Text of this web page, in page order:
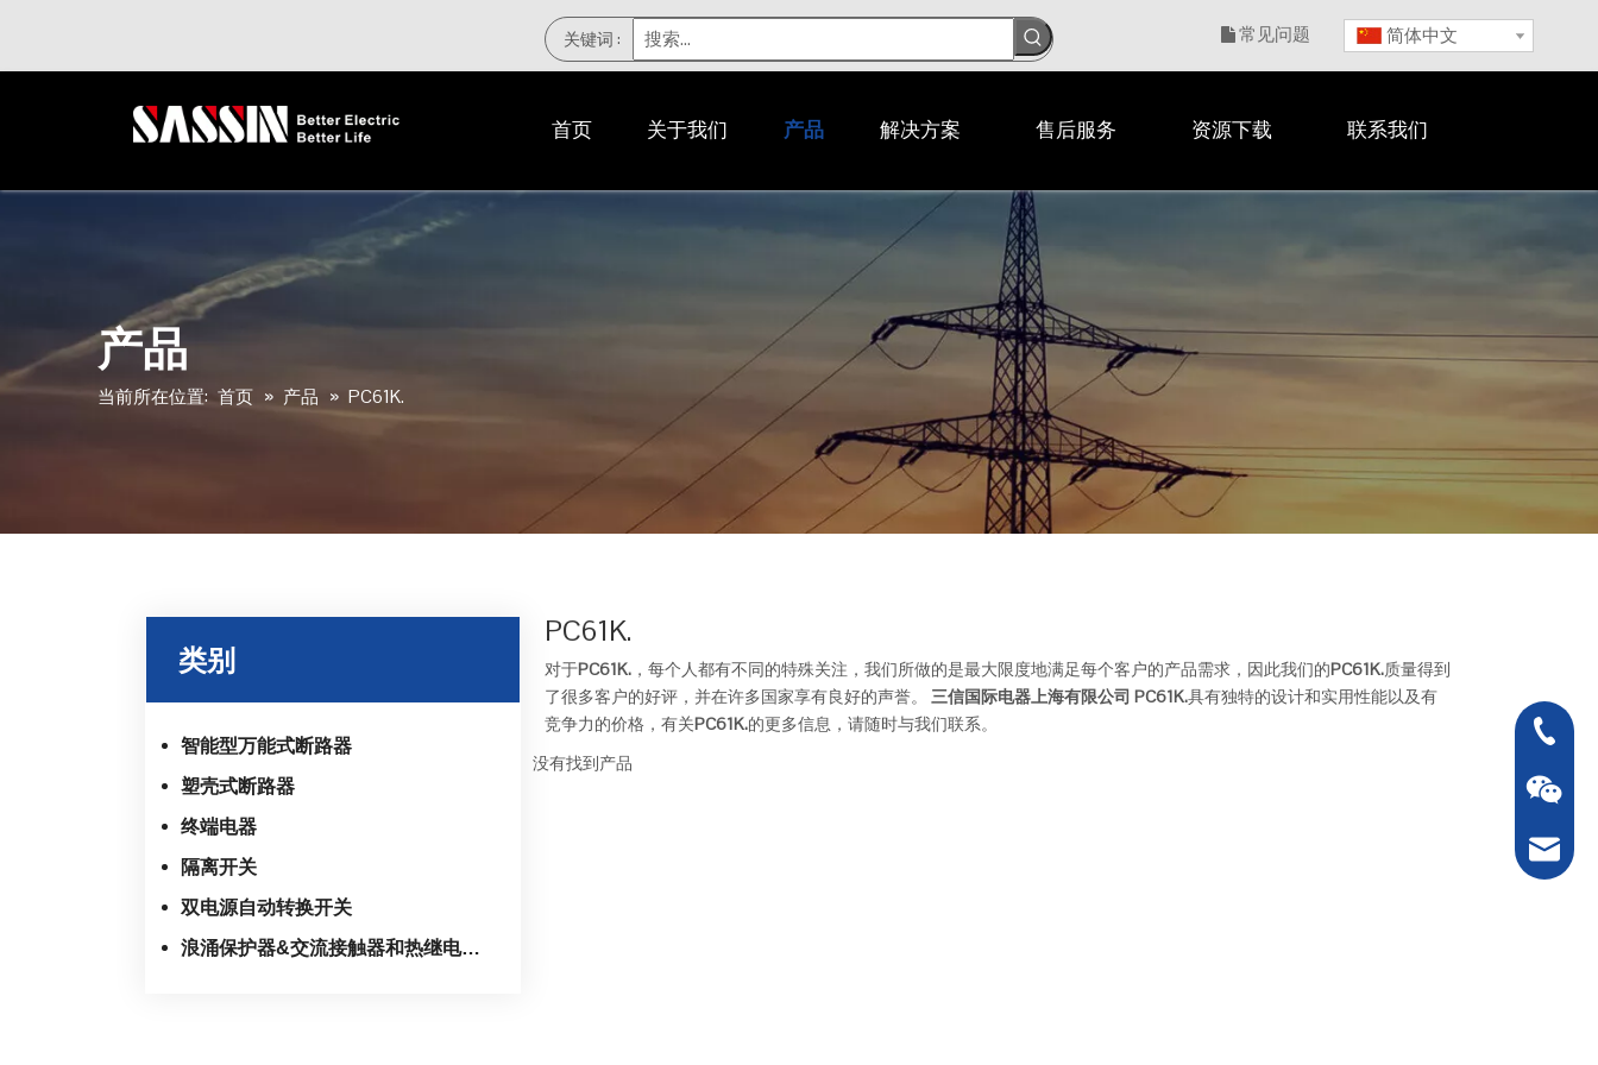
关键词 :  常见问题 简体中文
首页 关于我们 产品 解决方案 售后服务 资源下载 联系我们
产品
当前所在位置: 首页 » 产品 » PC61K.
类别
智能型万能式断路器
塑壳式断路器
终端电器
隔离开关
双电源自动转换开关
浪涌保护器&交流接触器和热继电器系列
PC61K.
对于PC61K. ，每个人都有不同的特殊关注，我们所做的是最大限度地满足每个客户的产品需求，因此我们的PC61K.质量得到
了很多客户的好评，并在许多国家享有良好的声誉。 三信国际电器上海有限公司 PC61K.具有独特的设计和实用性能以及有
竞争力的价格，有关PC61K.的更多信息，请随时与我们联系。
没有找到产品
0086 -